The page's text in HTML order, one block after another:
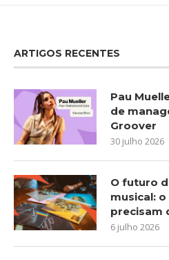
ARTIGOS RECENTES
Pau
de
Groover
30 julho 2026
O futuro
musical:
precisam
6 julho 2026